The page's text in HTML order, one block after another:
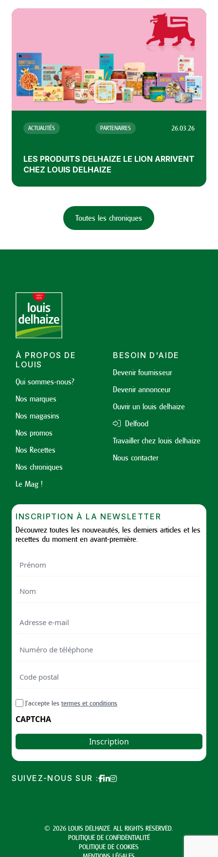
ACTUALITÉS PARTENAIRES 26.03.26
LES PRODUITS DELHAIZE LE LION ARRIVENT
CHEZ LOUIS DELHAIZE
Toutes les chroniques
À PROPOS DE
LOUIS
Qui sommes-nous?
Nos marques
Nos magasins
Nos promos
Nos Recettes
Nos chroniques
Le Mag !
BESOIN D'AIDE
Devenir fournisseur
Devenir annonceur
Ouvrir un louis delhaize
Delfood
Travailler chez louis delhaize
Nous contacter
INSCRIPTION À LA NEWSLETTER
Découvrez toutes les nouveautés, les derniers articles et les
recettes du moment en avant-première.
de
postal
postal
RGPDJ’accepte les termes et conditions
CAPTCHA
SUIVEZ-NOUS SUR :
© 2026 LOUIS DELHAIZE. ALL RIGHTS RESERVED.
POLITIQUE DE CONFIDENTIALITÉ
POLITIQUE DE COOKIES